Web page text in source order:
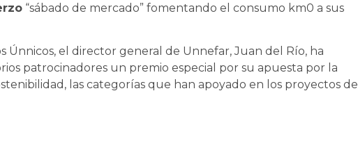
“sábado de mercado” fomentando el consumo km0 a sus
Únnicos, el director general de Unnefar, Juan del Río, ha
patrocinadores un premio especial por su apuesta por la
las categorías que han apoyado en los proyectos de